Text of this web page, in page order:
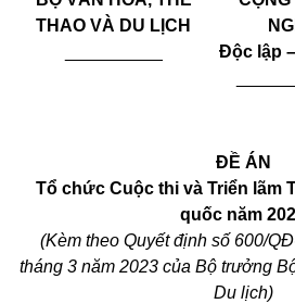
THAO VÀ DU LỊCH
Độc lập
ĐỀ ÁN
Tổ chức Cuộc thi và Triển lãm
quốc năm
(Kèm theo Quyết định số 600/
tháng 3 năm 2023 của Bộ trưởng
Du lịch)